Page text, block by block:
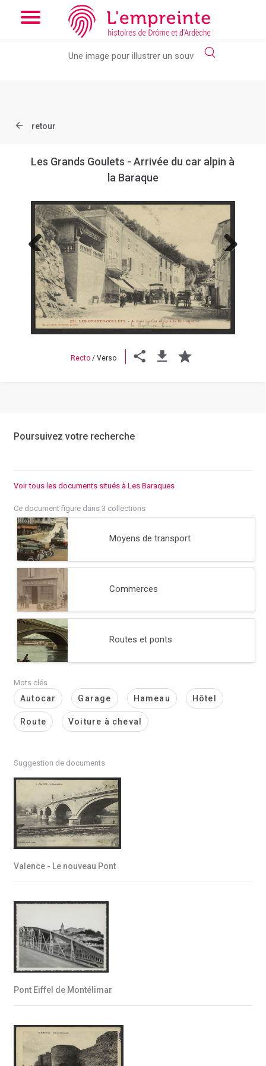
Array ( [slug] => document [ref] => B263626101_CP580 )
the new slick-theme.css if you want the default styling
retour
Les Grands Goulets - Arrivée du car alpin à
la Baraque
Previous Next
Recto / Verso
Poursuivez votre recherche
Voir tous les documents situés à Les Baraques
Ce document figure dans 3 collections
Moyens de transport
Commerces
Routes et ponts
Mots clés
Autocar Garage Hameau Hôtel
Route Voiture à cheval
Suggestion de documents
Valence - Le nouveau Pont
Pont Eiffel de Montélimar